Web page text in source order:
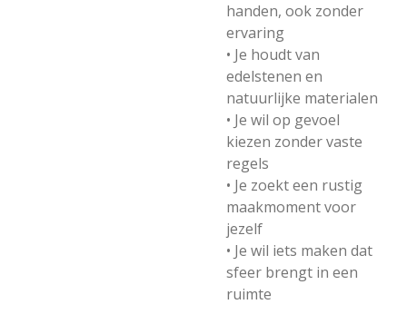
handen, ook zonder
ervaring
• Je houdt van
edelstenen en
natuurlijke materialen
• Je wil op gevoel
kiezen zonder vaste
regels
• Je zoekt een rustig
maakmoment voor
jezelf
• Je wil iets maken dat
sfeer brengt in een
ruimte